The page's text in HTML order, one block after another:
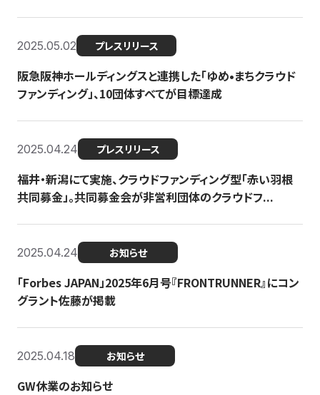
2025.05.02 プレスリリース
阪急阪神ホールディングスと連携した「ゆめ•まちクラウド
ファンディング」、10団体すべてが目標達成
2025.04.24 プレスリリース
福井・新潟にて実施、クラウドファンディング型「赤い羽根
共同募金」。共同募金会が非営利団体のクラウドフ...
2025.04.24 お知らせ
「Forbes JAPAN」2025年6月号『FRONTRUNNER』にコン
グラント佐藤が掲載
2025.04.18 お知らせ
GW休業のお知らせ